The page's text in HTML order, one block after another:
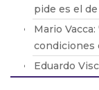
pide es el
Mario
condiciones
Eduardo